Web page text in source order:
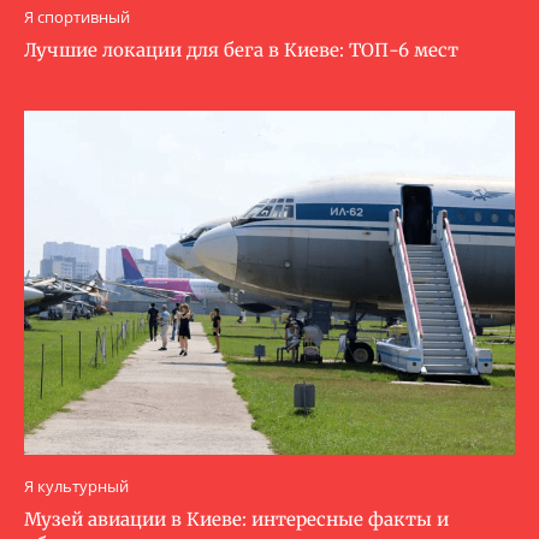
Я спортивный
Лучшие локации для бега в Киеве: ТОП-6 мест
Я культурный
Музей авиации в Киеве: интересные факты и